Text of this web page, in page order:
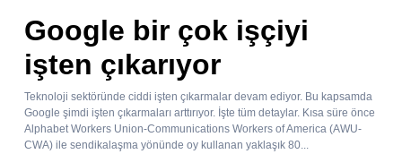
Google bir çok işçiyi
işten çıkarıyor
Teknoloji sektöründe ciddi işten çıkarmalar devam ediyor. Bu kapsamda
Google şimdi işten çıkarmaları arttırıyor. İşte tüm detaylar. Kısa süre önce
Alphabet Workers Union-Communications Workers of America (AWU-
CWA) ile sendikalaşma yönünde oy kullanan yaklaşık 80...